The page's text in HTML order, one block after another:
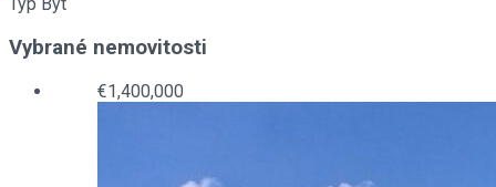
Vybrané nemovitosti
€1,400,000